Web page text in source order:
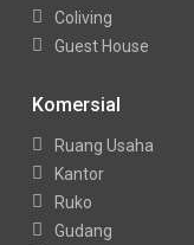
Coliving
Guest House
Komersial
Ruang Usaha
Kantor
Ruko
Gudang